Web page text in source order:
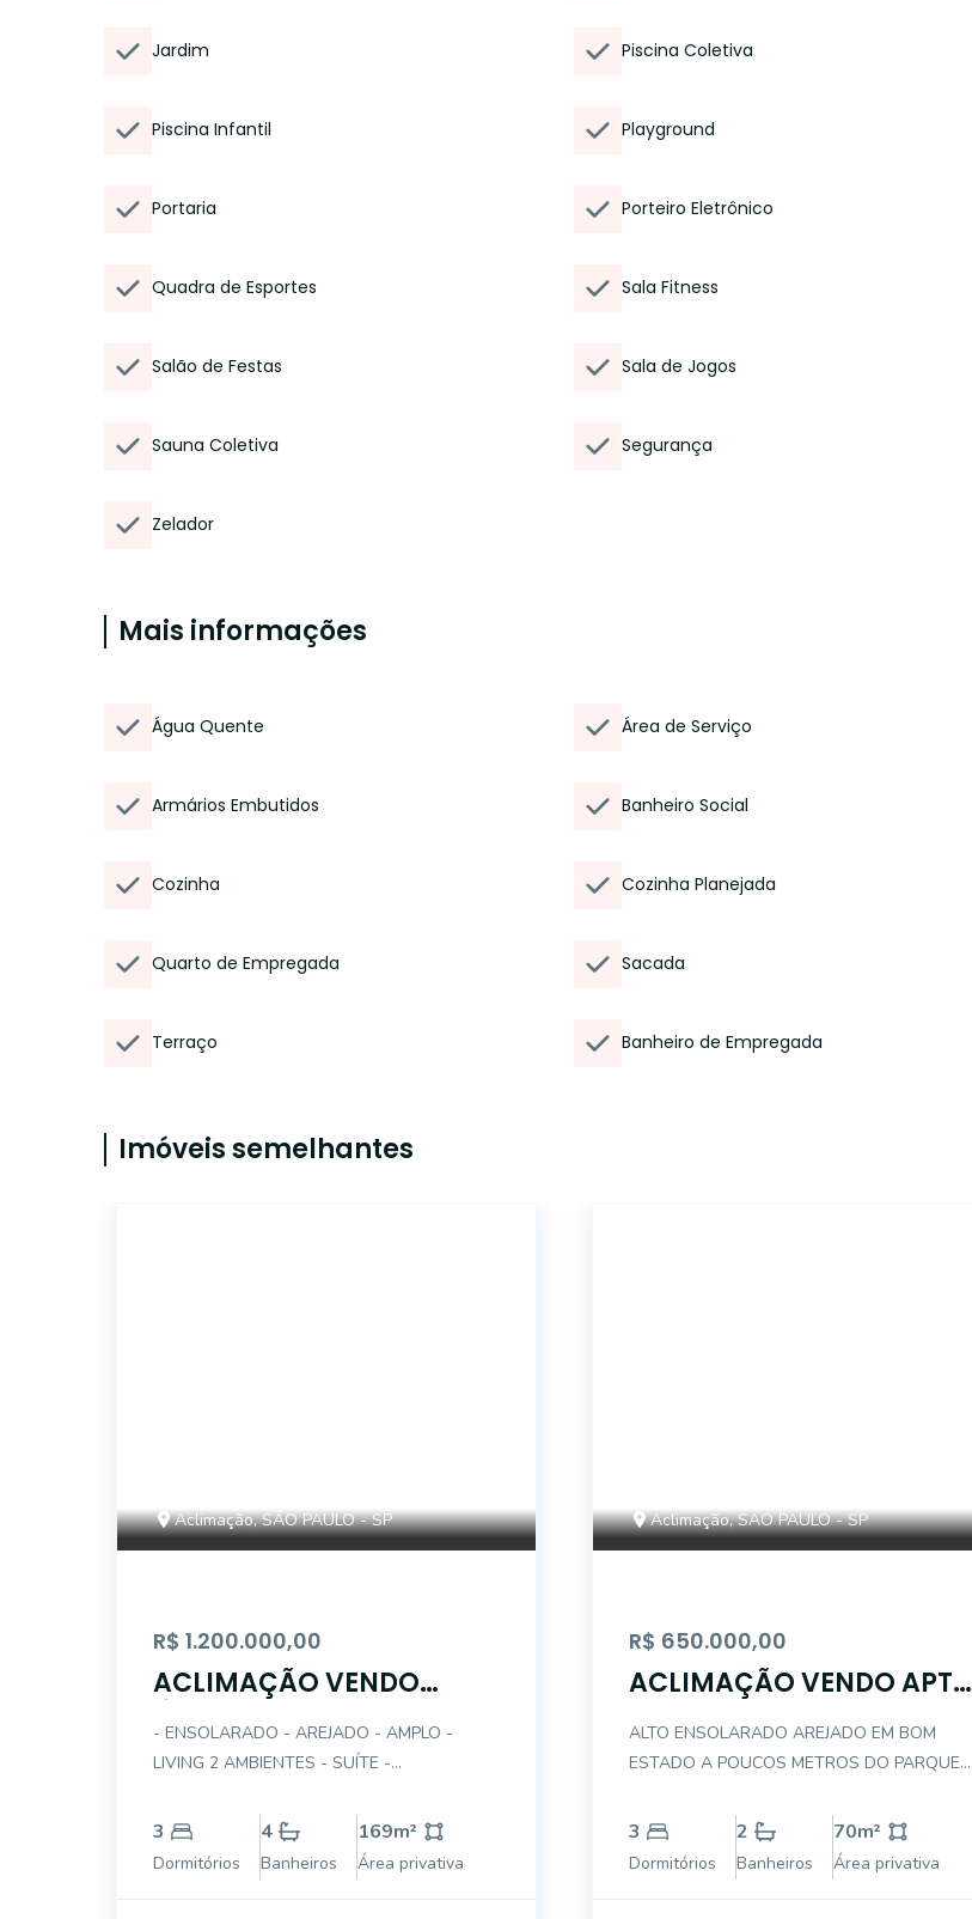
Jardim Piscina Coletiva
Piscina Infantil Playground
Portaria Porteiro Eletrônico
Quadra de Esportes Sala Fitness
Salão de Festas Sala de Jogos
Sauna Coletiva Segurança
Zelador
Mais informações
Água Quente Área de Serviço
Armários Embutidos Banheiro Social
Cozinha Cozinha Planejada
Quarto de Empregada Sacada
Terraço Banheiro de Empregada
Imóveis semelhantes
Aclimação, SÃO PAULO - SP
R$ 1.200.000,00
ACLIMAÇÃO VENDO
ÓTIMO AP 3 DTS(1STE)-
GAR 169AÚ
- ENSOLARADO - AREJADO - AMPLO -
LIVING 2 AMBIENTES - SUÍTE -
PLANEJADA - GARAGEM DEMARCADA -
EXCELENTE LOC
3
Dormitórios
4
Banheiros
169m²
Área privativa
Aclimação, SAO PAULO - SP
R$ 650.000,00
ACLIMAÇÃO VENDO APTO
3 DTS - 1 GARAGEM
ALTO ENSOLARADO AREJADO EM BOM
ESTADO A POUCOS METROS DO PARQUE
PÉ) ESTAÇÃO DE METRÔ VILA MARIANA - 1
KM APENAS DORMITÓRIOS COM ARMÁRIOS
COZINHA COM ARMÁRIOS PLANEJADOS
3
Dormitórios
2
Banheiros
70m²
Área privativa